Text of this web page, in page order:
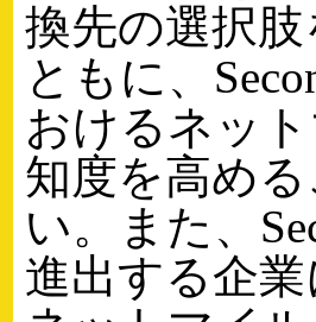
換先の選択
ともに、
おけるネッ
知度を高め
い。また、
進出する企